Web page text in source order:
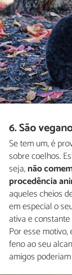
6. São
Se tem um, é
sobre coelhos.
seja,não
procedência
aqueles cheios
em especial o
ativa e
Por esse
feno ao seu
amigos